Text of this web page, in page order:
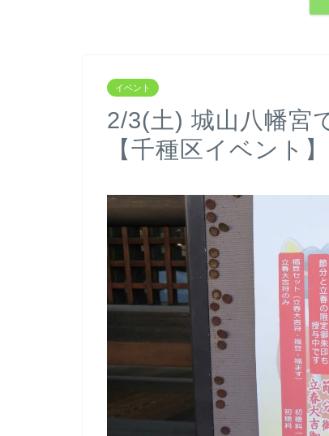
イベント
2/3(土) 城山八幡宮
【千種区イベント】